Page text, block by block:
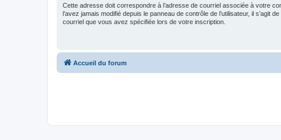
Cette adresse doit correspondre à l’adresse de courriel associée à votre
l’avez jamais modifié depuis le panneau de contrôle de l’utilisateur, il s’agit de
courriel que vous avez spécifiée lors de votre inscription.
Accueil du forum